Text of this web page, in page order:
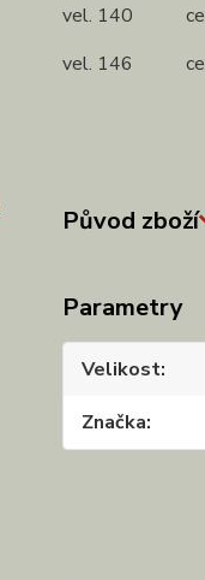
vel. 140
vel. 146
Původ zboží
Parametry
Velikost
Značka